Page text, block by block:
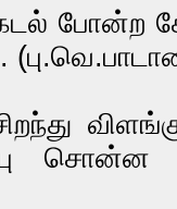
போன்ற
சொன்ன